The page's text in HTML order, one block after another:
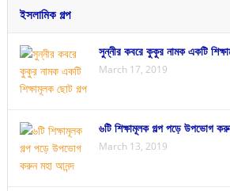
ইসলামিক গল্প
সুন্নীর কবরে কুকুর নামক একটি
March 17, 2019
৬টি শিক্ষামূলক গল্প পড়ে উপভোগ
March 13, 2019